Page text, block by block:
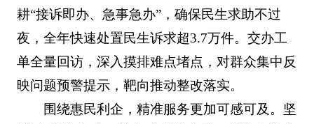
耕“接诉即办、急事急办”，确保民生求助不过
夜，全年快速处置民生诉求超3.7万件。交办工
单全量回访，深入摸排难点堵点，对群众集中反
映问题预警提示，靶向推动整改落实。
围绕惠民利企，精准服务更加可感可及。坚